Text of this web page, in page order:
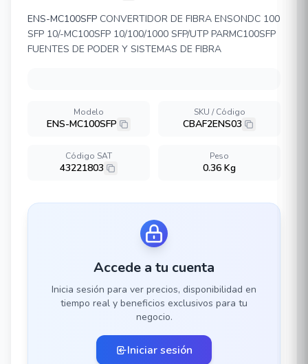
ENS-MC100SFP CONVERTIDOR DE FIBRA ENSONDC 100
SFP 10/-MC100SFP 10/100/1000 SFP/UTP PARMC100SFP
FUENTES DE PODER Y SISTEMAS DE FIBRA
Modelo
ENS-MC100SFP
SKU / Código
CBAF2ENS03
Código SAT
43221803
Peso
0.36 Kg
Accede a tu cuenta
Inicia sesión para ver precios, disponibilidad en
tiempo real y beneficios exclusivos para tu
negocio.
Iniciar sesión